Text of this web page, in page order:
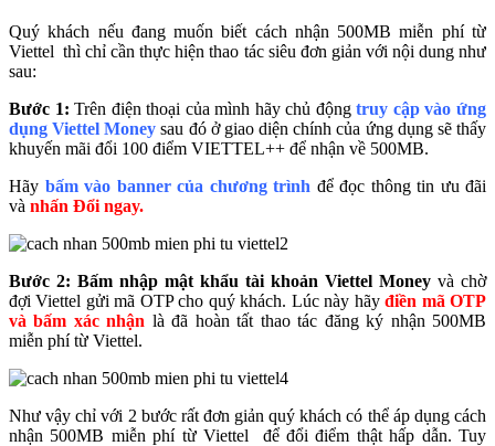
Quý khách nếu đang muốn biết cách nhận 500MB miễn phí từ
Viettel thì chỉ cần thực hiện thao tác siêu đơn giản với nội dung như
sau:
Bước 1:Trên điện thoại của mình hãy chủ độngtruy cập vào ứng
dụng Viettel Money sau đó ở giao diện chính của ứng dụng sẽ thấy
khuyến mãi đổi 100 điểm VIETTEL++ để nhận về 500MB.
Hãy bấm vào banner của chương trình để đọc thông tin ưu đãi
và nhấn Đổi ngay.
Bước 2: Bấm nhập mật khẩu tài khoản Viettel Money và chờ
đợi Viettel gửi mã OTP cho quý khách. Lúc này hãyđiền mã OTP
và bấm xác nhận là đã hoàn tất thao tác đăng ký nhận 500MB
miễn phí từ Viettel.
Như vậy chỉ với 2 bước rất đơn giản quý khách có thể áp dụng cách
nhận 500MB miễn phí từ Viettel để đổi điểm thật hấp dẫn. Tuy